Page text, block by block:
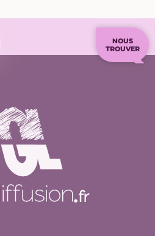
NOUS
TROUVER